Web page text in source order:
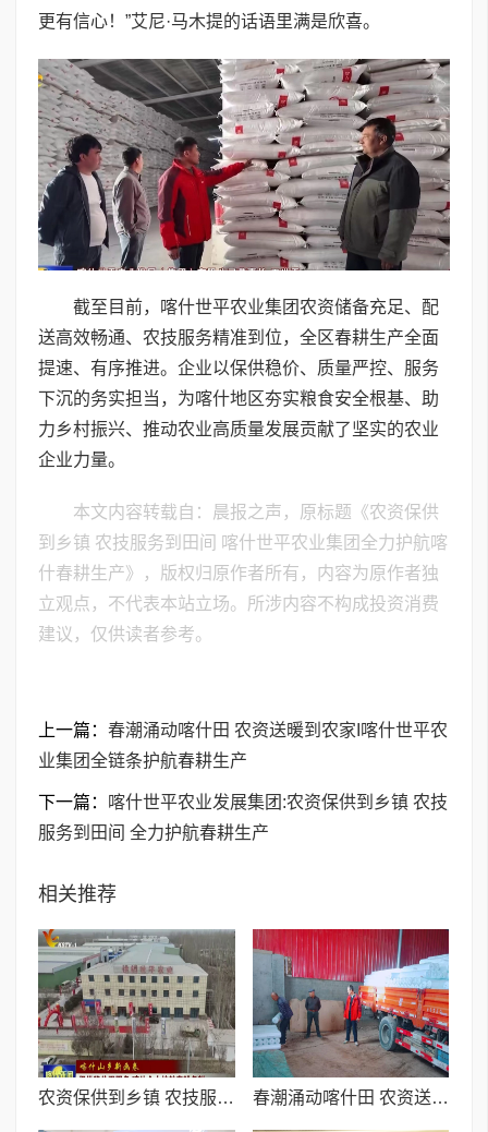
更有信心！”艾尼·马木提的话语里满是欣喜。
截至目前，喀什世平农业集团农资储备充足、配
送高效畅通、农技服务精准到位，全区春耕生产全面
提速、有序推进。企业以保供稳价、质量严控、服务
下沉的务实担当，为喀什地区夯实粮食安全根基、助
力乡村振兴、推动农业高质量发展贡献了坚实的农业
企业力量。
本文内容转载自：晨报之声，原标题《农资保供
到乡镇 农技服务到田间 喀什世平农业集团全力护航喀
什春耕生产》，版权归原作者所有，内容为原作者独
立观点，不代表本站立场。所涉内容不构成投资消费
建议，仅供读者参考。
上一篇： 春潮涌动喀什田 农资送暖到农家I喀什世平农
业集团全链条护航春耕生产
下一篇： 喀什世平农业发展集团:农资保供到乡镇 农技
服务到田间 全力护航春耕生产
相关推荐
农资保供到乡镇 农技服务到田间 喀什世平农业集团全力护航喀什春耕生产 春潮涌动喀什田 农资送暖到农家I喀什世平农业集团全链条护航春耕生产